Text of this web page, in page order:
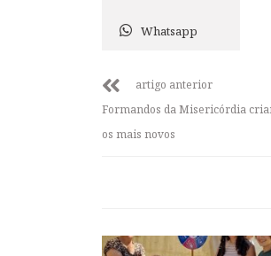
Whatsapp
artigo anterior
Formandos da Misericórdia
os mais novos